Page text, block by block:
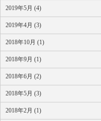
2019年5月 (4)
2019年4月 (3)
2018年10月 (1)
2018年9月 (1)
2018年6月 (2)
2018年5月 (3)
2018年2月 (1)